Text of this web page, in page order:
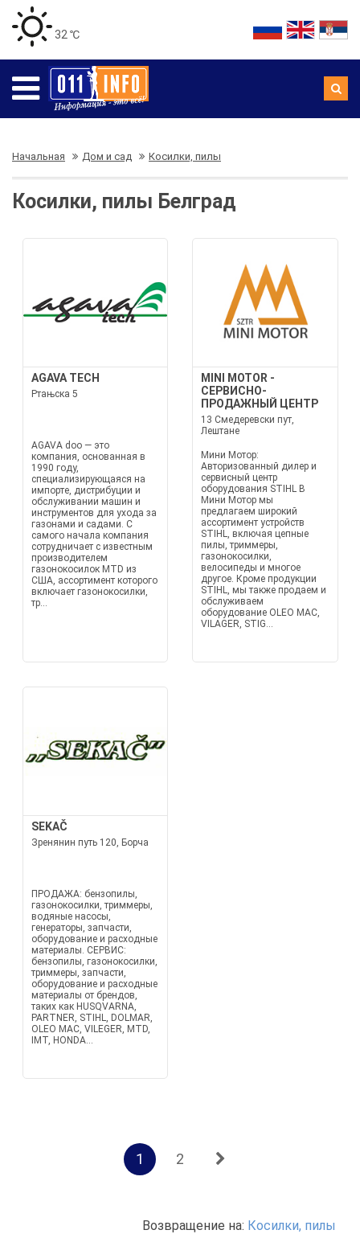
32 ℃
Начальная Дом и сад Косилки, пилы
Косилки, пилы Белград
AGAVA TECH
Ртањска 5
AGAVA doo — это
компания, основанная в
1990 году,
специализирующаяся на
импорте, дистрибуции и
обслуживании машин и
инструментов для ухода за
газонами и садами. С
самого начала компания
сотрудничает с известным
производителем
газонокосилок MTD из
США, ассортимент которого
включает газонокосилки,
тр...
MINI MOTOR -
СЕРВИСНО-
ПРОДАЖНЫЙ ЦЕНТР
13 Смедеревски пут,
Лештане
Мини Мотор:
Авторизованный дилер и
сервисный центр
оборудования STIHL В
Мини Мотор мы
предлагаем широкий
ассортимент устройств
STIHL, включая цепные
пилы, триммеры,
газонокосилки,
велосипеды и многое
другое. Кроме продукции
STIHL, мы также продаем и
обслуживаем
оборудование OLEO MAC,
VILAGER, STIG...
SEKAČ
Зренянин путь 120, Борча
ПРОДАЖА: бензопилы,
газонокосилки, триммеры,
водяные насосы,
генераторы, запчасти,
оборудование и расходные
материалы. СЕРВИС:
бензопилы, газонокосилки,
триммеры, запчасти,
оборудование и расходные
материалы от брендов,
таких как HUSQVARNA,
PARTNER, STIHL, DOLMAR,
OLEO MAC, VILEGER, MTD,
IMT, HONDA...
1 2
Возвращение на: Косилки, пилы